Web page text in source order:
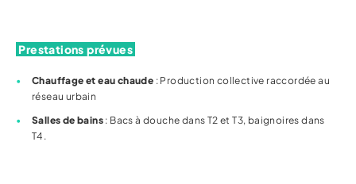
Prestations prévues
Chauffage et eau chaude : Production collective raccordée au
réseau urbain
Salles de bains : Bacs à douche dans T2 et T3, baignoires dans
T4.